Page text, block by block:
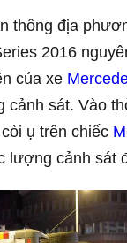
thông địa
2016
của xe
cảnh sát. Vào
ụ trên chiếc
lượng cảnh sát